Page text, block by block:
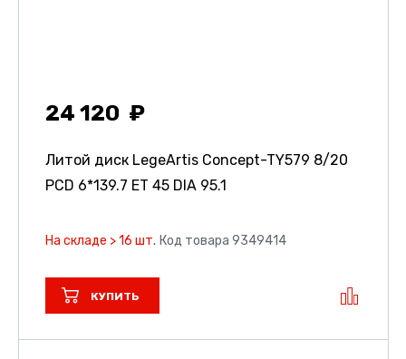
24 120
Литой диск LegeArtis Concept-TY579 8/20
PCD 6*139.7 ET 45 DIA 95.1
На складе > 16 шт. Код товара 9349414
КУПИТЬ